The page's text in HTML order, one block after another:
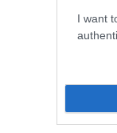
I want
Aalst
è
scoprire la
di